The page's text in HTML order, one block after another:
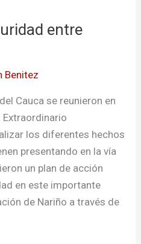
entre
Benitez
Cauca se reunieron en
Extraordinario
los diferentes hechos
presentando en la vía
un plan de acción
en este importante
de Nariño a través de